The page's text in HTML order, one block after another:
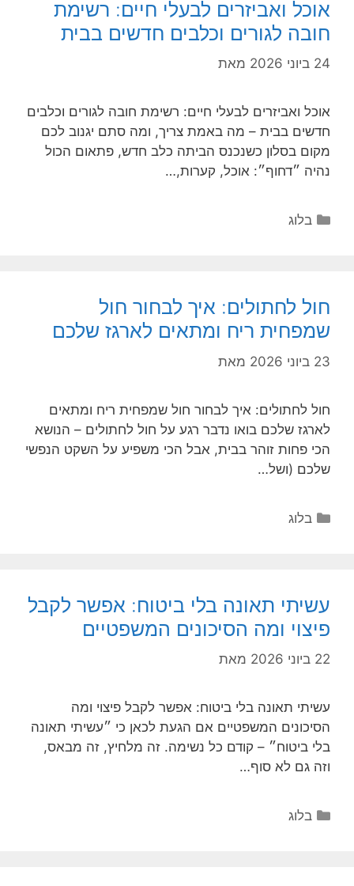
אוכל ואביזרים לבעלי חיים: רשימת
חובה לגורים וכלבים חדשים בבית
24 ביוני 2026 מאת
אוכל ואביזרים לבעלי חיים: רשימת חובה לגורים וכלבים
חדשים בבית – מה באמת צריך, ומה סתם יגנוב לכם
מקום בסלון כשנכנס הביתה כלב חדש, פתאום הכול
נהיה ״דחוף״: אוכל, קערות,…
קטגוריות
בלוג
חול לחתולים: איך לבחור חול
שמפחית ריח ומתאים לארגז שלכם
23 ביוני 2026 מאת
חול לחתולים: איך לבחור חול שמפחית ריח ומתאים
לארגז שלכם בואו נדבר רגע על חול לחתולים – הנושא
הכי פחות זוהר בבית, אבל הכי משפיע על השקט הנפשי
שלכם (ושל…
קטגוריות
בלוג
עשיתי תאונה בלי ביטוח: אפשר לקבל
פיצוי ומה הסיכונים המשפטיים
22 ביוני 2026 מאת
עשיתי תאונה בלי ביטוח: אפשר לקבל פיצוי ומה
הסיכונים המשפטיים אם הגעת לכאן כי ״עשיתי תאונה
בלי ביטוח״ – קודם כל נשימה. זה מלחיץ, זה מבאס,
וזה גם לא סוף…
קטגוריות
בלוג